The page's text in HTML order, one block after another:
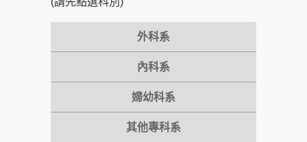
外科系
內科系
婦幼科系
其他專科系